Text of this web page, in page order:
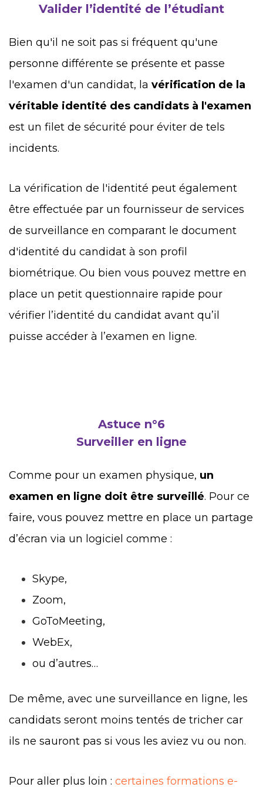
Valider l’identité de l’étudiant
Bien qu'il ne soit pas si fréquent qu'une
personne différente se présente et passe
l'examen d'un candidat, la vérification de la
véritable identité des candidats à l'examen
est un filet de sécurité pour éviter de tels
incidents.
La vérification de l'identité peut également
être effectuée par un fournisseur de services
de surveillance en comparant le document
d'identité du candidat à son profil
biométrique. Ou bien vous pouvez mettre en
place un petit questionnaire rapide pour
vérifier l’identité du candidat avant qu’il
puisse accéder à l’examen en ligne.
Astuce n°6
Surveiller en ligne
Comme pour un examen physique, un
examen en ligne doit être surveillé. Pour ce
faire, vous pouvez mettre en place un partage
d’écran via un logiciel comme :
Skype,
Zoom,
GoToMeeting,
WebEx,
ou d’autres…
De même, avec une surveillance en ligne, les
candidats seront moins tentés de tricher car
ils ne sauront pas si vous les aviez vu ou non.
Pour aller plus loin : certaines formations e-